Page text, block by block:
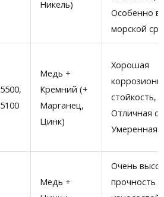
Никель)
Особенно в
морской
Медь +
Кремний (+
Марганец,
Цинк)
Хорошая
стойкость,
Отличная
Умеренная
Медь +
Очень
прочность и